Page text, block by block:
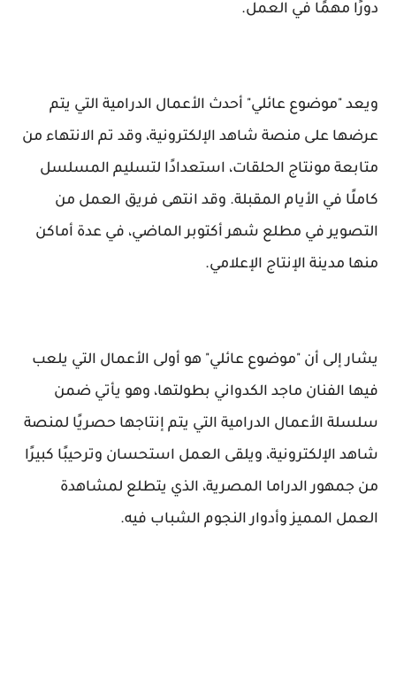
دورًا مهمًا في العمل.
ويعد "موضوع عائلي" أحدث الأعمال الدرامية التي يتم
عرضها على منصة شاهد الإلكترونية، وقد تم الانتهاء من
متابعة مونتاج الحلقات، استعدادًا لتسليم المسلسل
كاملًا في الأيام المقبلة. وقد انتهى فريق العمل من
التصوير في مطلع شهر أكتوبر الماضي، في عدة أماكن
منها مدينة الإنتاج الإعلامي.
يشار إلى أن "موضوع عائلي" هو أولى الأعمال التي يلعب
فيها الفنان ماجد الكدواني بطولتها، وهو يأتي ضمن
سلسلة الأعمال الدرامية التي يتم إنتاجها حصريًا لمنصة
شاهد الإلكترونية، ويلقى العمل استحسان وترحيبًا كبيرًا
من جمهور الدراما المصرية، الذي يتطلع لمشاهدة
العمل المميز وأدوار النجوم الشباب فيه.